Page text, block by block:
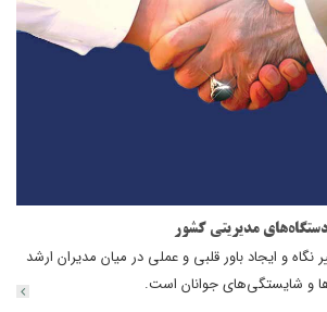
مدیریتی کشور
نگاه و ایجاد باور قلبی و عملی در میان مدیران ارشد
و شایستگی‌های جوانان است.